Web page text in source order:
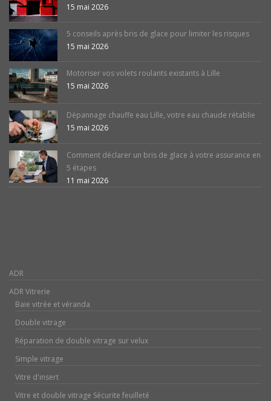
15 mai 2026
5 conseils après bris de glace pour limiter les risques
15 mai 2026
Motoriser vos volets roulants existants à Lille
15 mai 2026
Dépannage chauffe eau Lille, votre eau chaude rétablie
15 mai 2026
Comment déclarer un bris de glace à votre assurance en
5 étapes
11 mai 2026
ADR
ADR Vitrerie
Baie vitrée et véranda
Double vitrage
Réparation de double vitrage sur velux
Simple vitrage
Vitre d'insert
Vitre et double vitrage Sécurite feuilleté